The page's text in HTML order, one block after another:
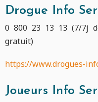
Drogue Info
0 800 23 13 13 (7/7j
gratuit)
https://www.drogues-
Joueurs Info